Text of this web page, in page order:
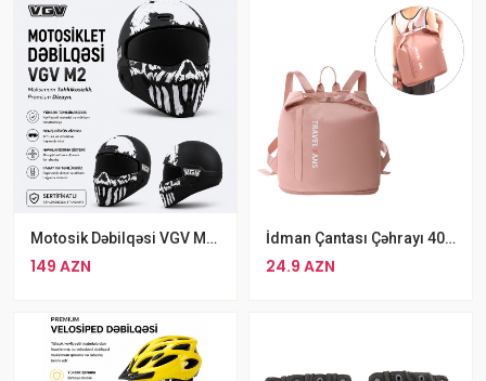
Motosik Dəbilqəsi VGV M2, One Size, Qara
149 AZN
İdman Çantası Çəhrayı 40x22x40 Sm Idman Alətləri
24.9 AZN